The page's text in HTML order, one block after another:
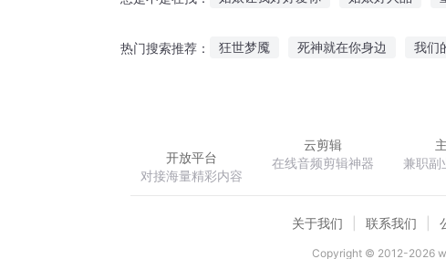
热门搜索推荐： 狂世梦魇 死神就在你身边 我们
开放平台
对接海量精彩内容
云剪辑
在线音频剪辑神器
兼职副
关于我们 联系我们
Copyright © 2012-2026